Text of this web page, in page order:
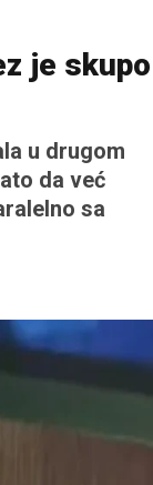
je skupo
u drugom
da već
sa